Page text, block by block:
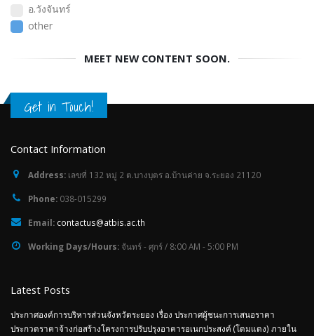
อ.วังจันทร์
other
MEET NEW CONTENT SOON.
Get in Touch!
Contact Information
Address: เลขที่ 132 หมู่ 2 ต.บางบุตร อ.บ้านค่าย จ.ระยอง 21120
Phone: 038-015299
Email: contactus@atbis.ac.th
Working Days/Hours: จันทร์ - ศุกร์ / 8:00 AM - 5:00 PM
Latest Posts
ประกาศองค์การบริหารส่วนจังหวัดระยอง เรื่อง ประกาศผู้ชนะการเสนอราคา
ประกวดราคาจ้างก่อสร้างโครงการปรับปรุงอาคารอเนกประสงค์ (โดมแดง) ภายใน